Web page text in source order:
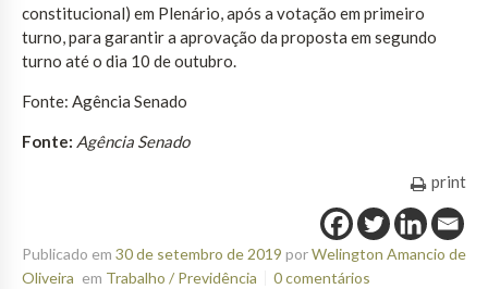
constitucional) em Plenário, após a votação em primeiro
turno, para garantir a aprovação da proposta em segundo
turno até o dia 10 de outubro.
Fonte: Agência Senado
Fonte: Agência Senado
print
Publicado em 30 de setembro de 2019 porWelington Amancio de
Oliveira em Trabalho / Previdência 0 comentários